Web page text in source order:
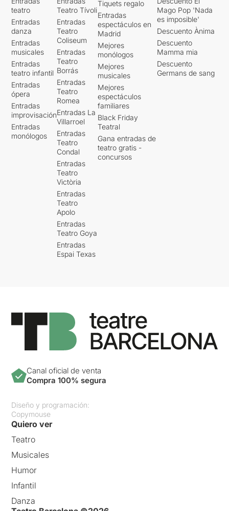
teatro
Entradas
danza
Entradas
musicales
Entradas
teatro infantil
Entradas
ópera
Entradas
improvisación
Entradas
monólogos
Teatro Tívoli
Entradas
Teatro
Coliseum
Entradas
Teatro
Borrás
Entradas
Teatro
Romea
Entradas La
Villarroel
Entradas
Teatro
Condal
Entradas
Teatro
Victòria
Entradas
Teatro
Apolo
Entradas
Teatro Goya
Entradas
Espai Texas
Tiquets regalo
Entradas
espectáculos en
Madrid
Mejores
monólogos
Mejores
musicales
Mejores
espectáculos
familiares
Black Friday
Teatral
Gana entradas de
teatro gratis -
concursos
Mago Pop 'Nada
es imposible'
Descuento Ànima
Descuento
Mamma mia
Descuento
Germans de sang
Canal oficial de venta
Compra 100% segura
Diseño y programación:
Copymouse
Quiero ver
Teatro
Musicales
Humor
Infantil
Danza